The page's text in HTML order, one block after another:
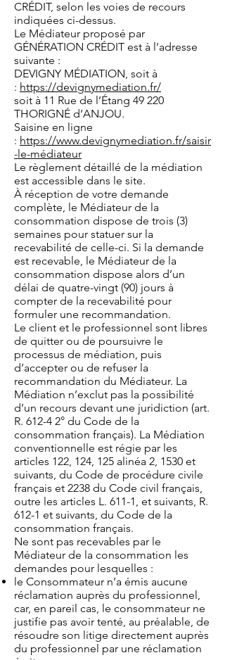
CRÉDIT, selon les voies de recours
indiquées ci-dessus.
Le Médiateur proposé par
GÉNÉRATION CRÉDIT est à l’adresse
suivante :
DEVIGNY MÉDIATION, soit à
: https://devignymediation.fr/
soit à 11 Rue de l’Étang 49 220
THORIGNÉ d’ANJOU.
Saisine en ligne
: https://www.devignymediation.fr/saisir
-le-médiateur
Le règlement détaillé de la médiation
est accessible dans le site.
À réception de votre demande
complète, le Médiateur de la
consommation dispose de trois (3)
semaines pour statuer sur la
recevabilité de celle-ci. Si la demande
est recevable, le Médiateur de la
consommation dispose alors d’un
délai de quatre-vingt (90) jours à
compter de la recevabilité pour
formuler une recommandation.
Le client et le professionnel sont libres
de quitter ou de poursuivre le
processus de médiation, puis
d’accepter ou de refuser la
recommandation du Médiateur. La
Médiation n’exclut pas la possibilité
d’un recours devant une juridiction (art.
R. 612-4 2° du Code de la
consommation français). La Médiation
conventionnelle est régie par les
articles 122, 124, 125 alinéa 2, 1530 et
suivants, du Code de procédure civile
français et 2238 du Code civil français,
outre les articles L. 611-1, et suivants, R.
612-1 et suivants, du Code de la
consommation français.
Ne sont pas recevables par le
Médiateur de la consommation les
demandes pour lesquelles :
le Consommateur n’a émis aucune
réclamation auprès du professionnel,
car, en pareil cas, le consommateur ne
justifie pas avoir tenté, au préalable, de
résoudre son litige directement auprès
du professionnel par une réclamation